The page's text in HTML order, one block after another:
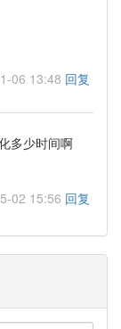
06 13:48 回复
多少时间啊
02 15:56 回复